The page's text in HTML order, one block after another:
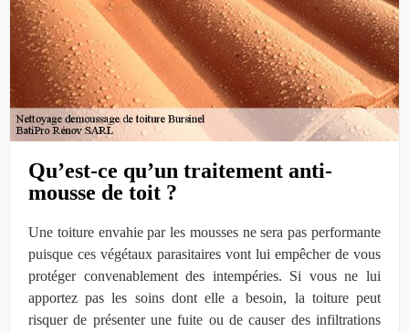
Qu’est-ce qu’un traitement anti-
mousse de toit ?
Une toiture envahie par les mousses ne sera pas performante
puisque ces végétaux parasitaires vont lui empêcher de vous
protéger convenablement des intempéries. Si vous ne lui
apportez pas les soins dont elle a besoin, la toiture peut
risquer de présenter une fuite ou de causer des infiltrations